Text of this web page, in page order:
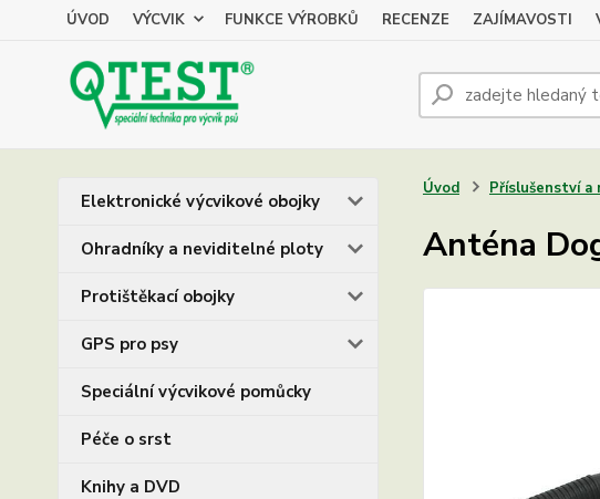
ÚVOD VÝCVIK FUNKCE VÝROBKŮ RECENZE ZAJÍMAVOSTI
Elektronické výcvikové obojky
Ohradníky a neviditelné ploty
Protištěkací obojky
GPS pro psy
Speciální výcvikové pomůcky
Péče o srst
Knihy a DVD
Úvod Příslušenství a
Anténa